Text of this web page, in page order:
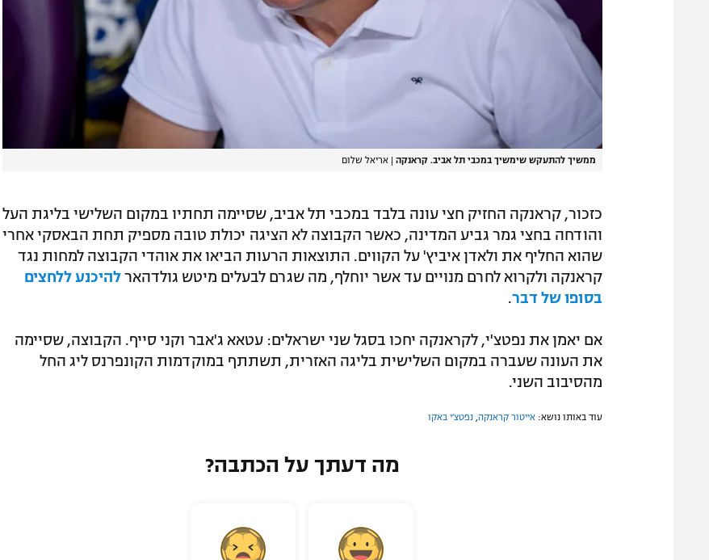
ממשיך להתעקש שימשיך במכבי תל אביב. קראנקה | אריאל שלום
כזכור, קראנקה החזיק חצי עונה בלבד במכבי תל אביב, שסיימה תחתיו במקום השלישי בליגת העל
והודחה בחצי גמר גביע המדינה, כאשר הקבוצה לא הציגה יכולת טובה מספיק תחת הבאסקי אחרי
שהוא החליף את ולאדן איביץ' על הקווים. התוצאות הרעות הביאו את אוהדי הקבוצה למחות נגד
קראנקה ולקרוא לחרם מנויים עד אשר יוחלף, מה שגרם לבעלים מיטש גולדהאר להיכנע ללחצים
בסופו של דבר.
אם יאמן את נפטצ'י, לקראנקה יחכו בסגל שני ישראלים: עטאא ג'אבר וקני סייף. הקבוצה, שסיימה
את העונה שעברה במקום השלישית בליגה האזרית, תשתתף במוקדמות הקונפרנס ליג החל
מהסיבוב השני.
עוד באותו נושא: אייטור קראנקה נפטצ'י באקו
מה דעתך על הכתבה?